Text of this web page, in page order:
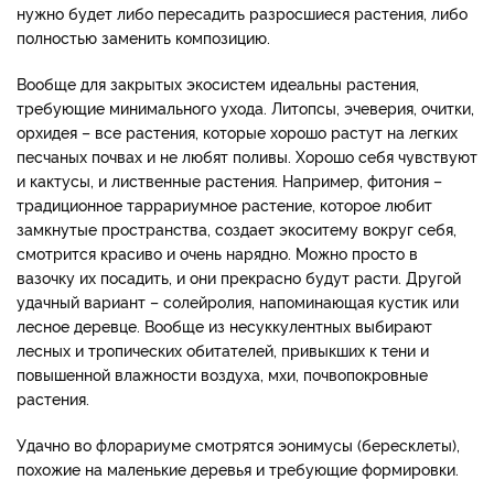
нужно будет либо пересадить разросшиеся растения, либо
полностью заменить композицию.
Вообще для закрытых экосистем идеальны растения,
требующие минимального ухода. Литопсы, эчеверия, очитки,
орхидея – все растения, которые хорошо растут на легких
песчаных почвах и не любят поливы. Хорошо себя чувствуют
и кактусы, и лиственные растения. Например, фитония –
традиционное таррариумное растение, которое любит
замкнутые пространства, создает экоситему вокруг себя,
смотрится красиво и очень нарядно. Можно просто в
вазочку их посадить, и они прекрасно будут расти. Другой
удачный вариант – солейролия, напоминающая кустик или
лесное деревце. Вообще из несуккулентных выбирают
лесных и тропических обитателей, привыкших к тени и
повышенной влажности воздуха, мхи, почвопокровные
растения.
Удачно во флорариуме смотрятся эонимусы (бересклеты),
похожие на маленькие деревья и требующие формировки.